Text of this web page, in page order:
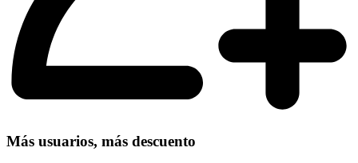
Más usuarios, más descuento